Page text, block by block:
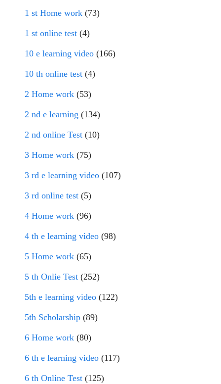
1 st Home work (73)
1 st online test (4)
10 e learning video (166)
10 th online test (4)
2 Home work (53)
2 nd e learning (134)
2 nd online Test (10)
3 Home work (75)
3 rd e learning video (107)
3 rd online test (5)
4 Home work (96)
4 th e learning video (98)
5 Home work (65)
5 th Onlie Test (252)
5th e learning video (122)
5th Scholarship (89)
6 Home work (80)
6 th e learning video (117)
6 th Online Test (125)